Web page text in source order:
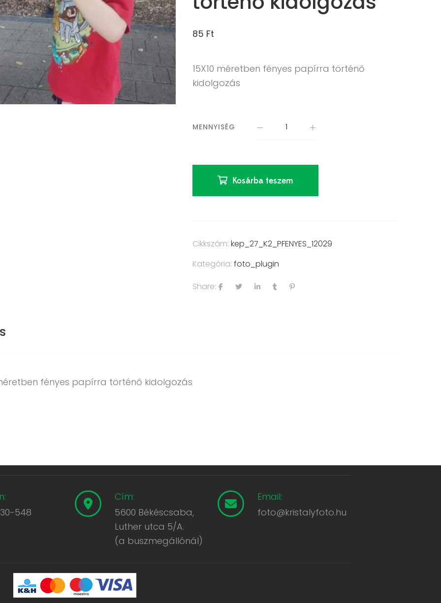
85 Ft
15X10 méretben fényes papírra történő
kidolgozás
MENNYISÉG
Kosárba teszem
Cikkszám:kep_27_K2_PFENYES_12029
Kategória:foto_plugin
Share:
fényes papírra történő kidolgozás
548
Cím:
5600 Békéscsaba,
Luther utca 5/A.
(a buszmegállónál)
Email:
foto@kristalyfoto.hu